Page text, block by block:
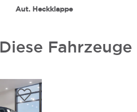
Aut. Heckklappe
Diese